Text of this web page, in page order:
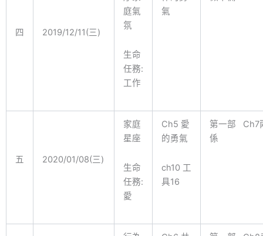
四 2019/12/11(三)
庭氣
氛
生命
任務:
工作
氣
五 2020/01/08(三)
家庭
星座
生命
任務:
愛
Ch5 愛
的勇氣
ch10 工
具16
第一部 Ch7
係